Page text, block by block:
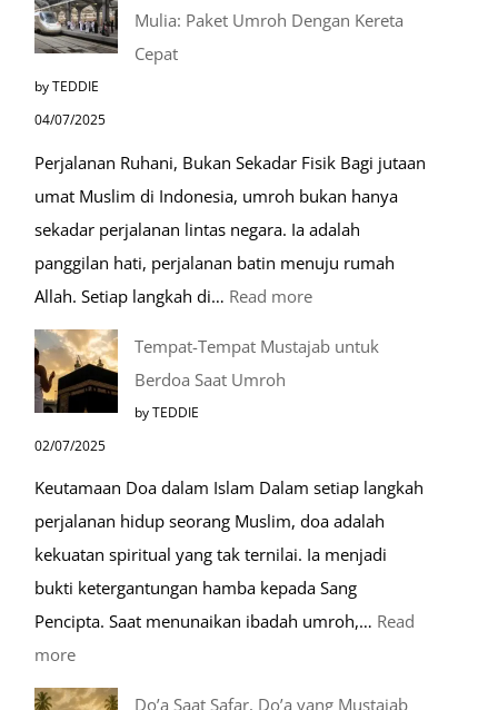
Mulia: Paket Umroh Dengan Kereta
Cepat
by TEDDIE
04/07/2025
Perjalanan Ruhani, Bukan Sekadar Fisik Bagi jutaan
umat Muslim di Indonesia, umroh bukan hanya
sekadar perjalanan lintas negara. Ia adalah
panggilan hati, perjalanan batin menuju rumah
Allah. Setiap langkah di… Read more:
Paket
Umroh
Dengan
Kereta
Cepat
Tempat-Tempat Mustajab untuk
Berdoa Saat Umroh
by TEDDIE
02/07/2025
Keutamaan Doa dalam Islam Dalam setiap langkah
perjalanan hidup seorang Muslim, doa adalah
kekuatan spiritual yang tak ternilai. Ia menjadi
bukti ketergantungan hamba kepada Sang
Pencipta. Saat menunaikan ibadah umroh,… Read
more:
Tempat-
Do’a Saat Safar, Do’a yang Mustajab